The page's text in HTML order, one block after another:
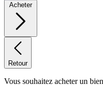
Acheter
Retour
Vous souhaitez acheter un